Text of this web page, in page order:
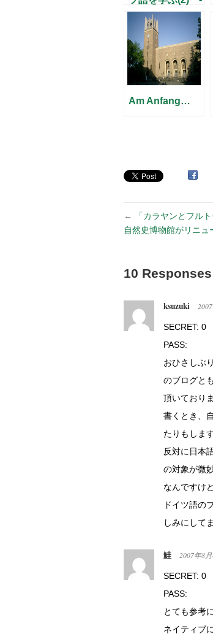
お茶の水・湯島
(1) –
Am Anfang…
←
「カラヤンとフル
自然史博物館がリニュ
10 Responses
ksuzuki
SECRET: 0
PASS:
おひさしぶ
のブログと
頂いており
書くとき、
たりもしま
反対に日本
の対象が微
なんですけ
ドイツ語の
しみにして
鮭 2007年8
SECRET: 0
PASS:
とても参考
ネイティブ